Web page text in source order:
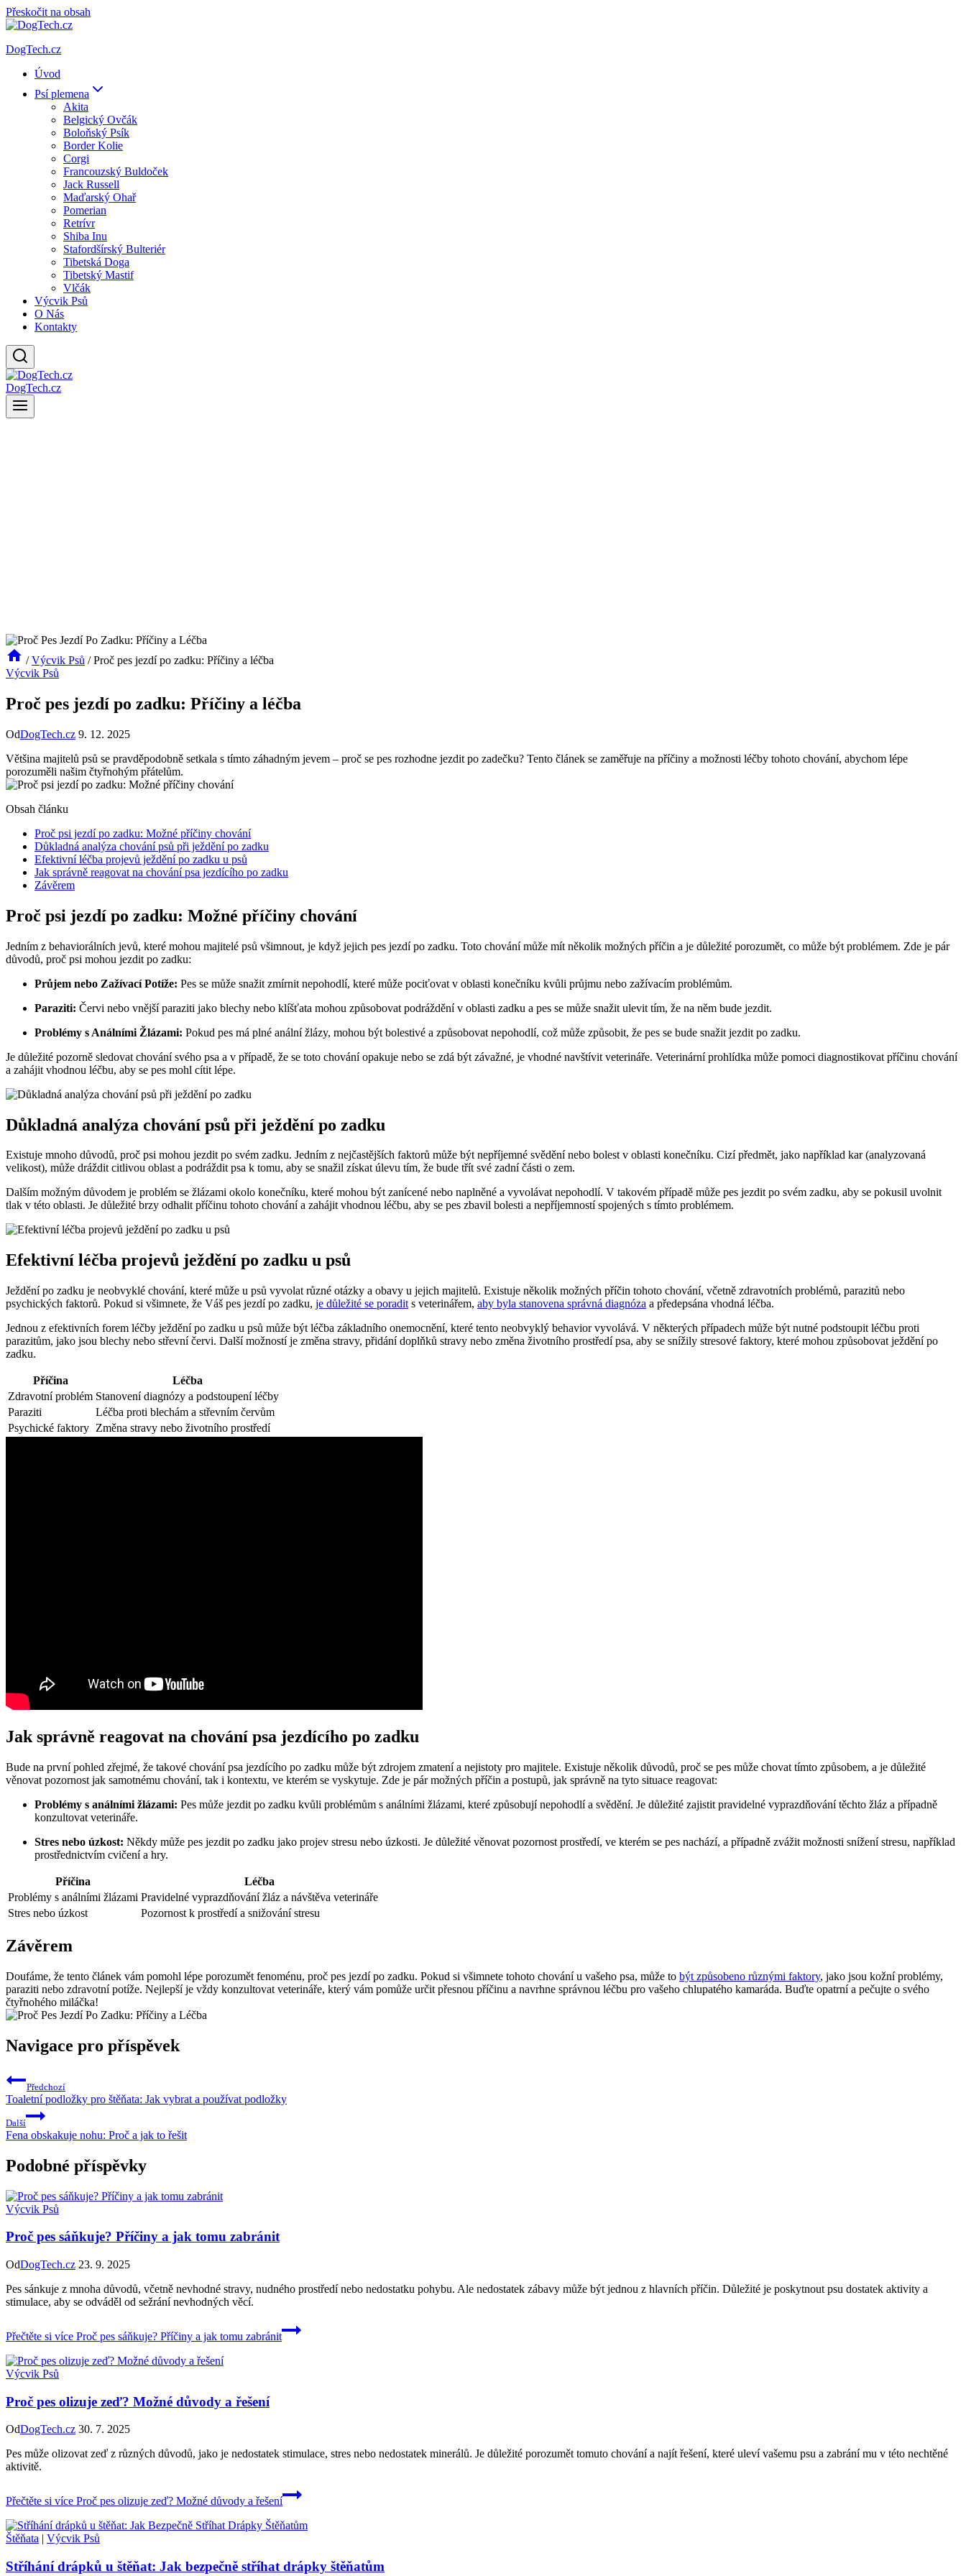
Přeskočit na obsah
DogTech.cz
Úvod
Psí plemena
Akita
Belgický Ovčák
Boloňský Psík
Border Kolie
Corgi
Francouzský Buldoček
Jack Russell
Maďarský Ohař
Pomerian
Retrívr
Shiba Inu
Stafordšírský Bulteriér
Tibetská Doga
Tibetský Mastif
Vlčák
Výcvik Psů
O Nás
Kontakty
DogTech.cz
/ Výcvik Psů / Proč pes jezdí po zadku: Příčiny a léčba
Výcvik Psů
Proč pes jezdí po zadku: Příčiny a léčba
OdDogTech.cz 9. 12. 2025
Většina majitelů psů se pravděpodobně setkala s tímto záhadným jevem – proč se pes rozhodne jezdit po zadečku? Tento článek se zaměřuje na příčiny a možnosti léčby tohoto chování, abychom lépe
porozuměli našim čtyřnohým přátelům.
Obsah článku
Proč psi jezdí po zadku: Možné příčiny chování
Důkladná analýza chování psů při ježdění po zadku
Efektivní léčba projevů ježdění po zadku u psů
Jak správně reagovat na chování psa jezdícího po zadku
Závěrem
Proč psi jezdí po zadku: Možné příčiny chování
Jedním z behaviorálních jevů, které mohou majitelé psů všimnout, je když jejich pes jezdí po zadku. Toto chování může mít několik možných příčin a je důležité porozumět, co může být problémem. Zde je pár
důvodů, proč psi mohou jezdit po zadku:
Průjem nebo Zažívací Potíže: Pes se může snažit zmírnit nepohodlí, které může pociťovat v oblasti konečníku kvůli průjmu nebo zažívacím problémům.
Paraziti: Červi nebo vnější paraziti jako blechy nebo klíšťata mohou způsobovat podráždění v oblasti zadku a pes se může snažit ulevit tím, že na něm bude jezdit.
Problémy s Análními Žlázami: Pokud pes má plné anální žlázy, mohou být bolestivé a způsobovat nepohodlí, což může způsobit, že pes se bude snažit jezdit po zadku.
Je důležité pozorně sledovat chování svého psa a v případě, že se toto chování opakuje nebo se zdá být závažné, je vhodné navštívit veterináře. Veterinární prohlídka může pomoci diagnostikovat příčinu chování
a zahájit vhodnou léčbu, aby se pes mohl cítit lépe.
Důkladná analýza chování psů při ježdění po zadku
Existuje mnoho důvodů, proč psi mohou jezdit po svém zadku. Jedním z nejčastějších faktorů může být nepříjemné svědění nebo bolest v oblasti konečníku. Cizí předmět, jako například kar (analyzovaná
velikost), může dráždit citlivou oblast a podráždit psa k tomu, aby se snažil získat úlevu tím, že bude třít své zadní části o zem.
Dalším možným důvodem je problém se žlázami okolo konečníku, které mohou být zanícené nebo naplněné a vyvolávat nepohodlí. V takovém případě může pes jezdit po svém zadku, aby se pokusil uvolnit
tlak v této oblasti. Je důležité brzy odhalit příčinu tohoto chování a zahájit vhodnou léčbu, aby se pes zbavil bolesti a nepříjemností spojených s tímto problémem.
Efektivní léčba projevů ježdění po zadku u psů
Ježdění po zadku je neobvyklé chování, které může u psů vyvolat různé otázky a obavy u jejich majitelů. Existuje několik možných příčin tohoto chování, včetně zdravotních problémů, parazitů nebo
psychických faktorů. Pokud si všimnete, že Váš pes jezdí po zadku, je důležité se poradit s veterinářem, aby byla stanovena správná diagnóza a předepsána vhodná léčba.
Jednou z efektivních forem léčby ježdění po zadku u psů může být léčba základního onemocnění, které tento neobvyklý behavior vyvolává. V některých případech může být nutné podstoupit léčbu proti
parazitům, jako jsou blechy nebo střevní červi. Další možností je změna stravy, přidání doplňků stravy nebo změna životního prostředí psa, aby se snížily stresové faktory, které mohou způsobovat ježdění po
zadku.
Příčina
Léčba
Zdravotní problém Stanovení diagnózy a podstoupení léčby
Paraziti
Léčba proti blechám a střevním červům
Psychické faktory Změna stravy nebo životního prostředí
Jak správně reagovat na chování psa jezdícího po zadku
Bude na první pohled zřejmé, že takové chování psa jezdícího po zadku může být zdrojem zmatení a nejistoty pro majitele. Existuje několik důvodů, proč se pes může chovat tímto způsobem, a je důležité
věnovat pozornost jak samotnému chování, tak i kontextu, ve kterém se vyskytuje. Zde je pár možných příčin a postupů, jak správně na tyto situace reagovat:
Problémy s análními žlázami: Pes může jezdit po zadku kvůli problémům s análními žlázami, které způsobují nepohodlí a svědění. Je důležité zajistit pravidelné vyprazdňování těchto žláz a případně
konzultovat veterináře.
Stres nebo úzkost: Někdy může pes jezdit po zadku jako projev stresu nebo úzkosti. Je důležité věnovat pozornost prostředí, ve kterém se pes nachází, a případně zvážit možnosti snížení stresu, například
prostřednictvím cvičení a hry.
Příčina
Léčba
Problémy s análními žlázami Pravidelné vyprazdňování žláz a návštěva veterináře
Stres nebo úzkost
Pozornost k prostředí a snižování stresu
Závěrem
Doufáme, že tento článek vám pomohl lépe porozumět fenoménu, proč pes jezdí po zadku. Pokud si všimnete tohoto chování u vašeho psa, může to být způsobeno různými faktory, jako jsou kožní problémy,
paraziti nebo zdravotní potíže. Nejlepší je vždy konzultovat veterináře, který vám pomůže určit přesnou příčinu a navrhne správnou léčbu pro vašeho chlupatého kamaráda. Buďte opatrní a pečujte o svého
čtyřnohého miláčka!
Navigace pro příspěvek
Předchozí
Toaletní podložky pro štěňata: Jak vybrat a používat podložky
Další
Fena obskakuje nohu: Proč a jak to řešit
Podobné příspěvky
Výcvik Psů
Proč pes sáňkuje? Příčiny a jak tomu zabránit
OdDogTech.cz 23. 9. 2025
Pes sánkuje z mnoha důvodů, včetně nevhodné stravy, nudného prostředí nebo nedostatku pohybu. Ale nedostatek zábavy může být jednou z hlavních příčin. Důležité je poskytnout psu dostatek aktivity a
stimulace, aby se odváděl od sežrání nevhodných věcí.
Přečtěte si více Proč pes sáňkuje? Příčiny a jak tomu zabránit
Výcvik Psů
Proč pes olizuje zeď? Možné důvody a řešení
OdDogTech.cz 30. 7. 2025
Pes může olizovat zeď z různých důvodů, jako je nedostatek stimulace, stres nebo nedostatek minerálů. Je důležité porozumět tomuto chování a najít řešení, které uleví vašemu psu a zabrání mu v této nechtěné
aktivitě.
Přečtěte si více Proč pes olizuje zeď? Možné důvody a řešení
Štěňata | Výcvik Psů
Stříhání drápků u štěňat: Jak bezpečně stříhat drápky štěňatům